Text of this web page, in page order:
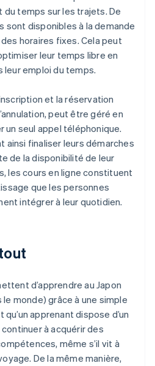
temps sur les trajets. De
sont disponibles à la demande
horaires fixes. Cela peut
leur temps libre en
leur emploi du temps.
et la réservation
peut être géré en
un seul appel téléphonique.
ainsi finaliser leurs démarches
de la disponibilité de leur
les cours en ligne constituent
que les personnes
intégrer à leur quotidien.
d’apprendre au Japon
monde) grâce à une simple
apprenant dispose d’un
à acquérir des
même s’il vit à
De la même manière,